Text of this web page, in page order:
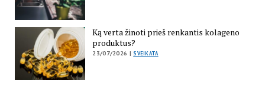
Ką verta žinoti prieš renkantis kolageno
produktus?
23/07/2026 |SVEIKATA